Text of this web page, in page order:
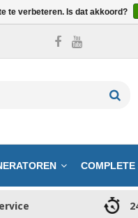
COMPLETE
te verbeteren. Is dat akkoord?